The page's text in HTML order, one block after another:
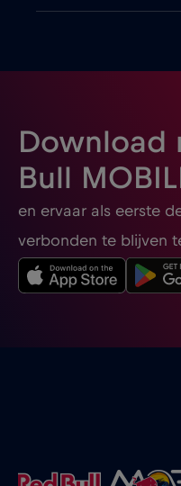
Download
Bull
en ervaar als eerste
verbonden te blijven